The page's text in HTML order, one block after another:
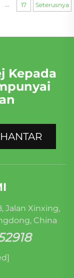
... 17 Seterusnya
Kepada
HANTAR
Jalan Xinxing,
China